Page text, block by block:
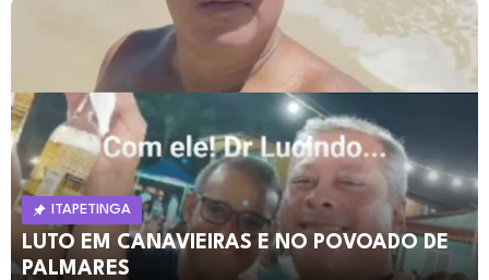
ITAPETINGA
LUTO EM CANAVIEIRAS E NO POVOADO DE
PALMARES